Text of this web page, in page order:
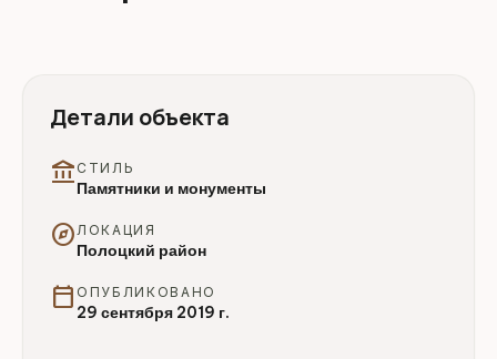
Детали объекта
account_balance СТИЛЬ
Памятники и монументы
explore ЛОКАЦИЯ
Полоцкий район
calendar_today ОПУБЛИКОВАНО
29 сентября 2019 г.